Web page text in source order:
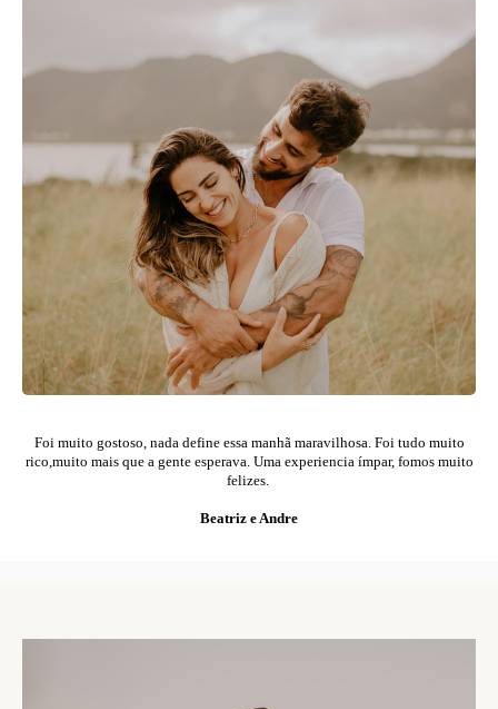
Foi muito gostoso, nada define essa manhã maravilhosa. Foi tudo muito
rico,muito mais que a gente esperava. Uma experiencia ímpar, fomos muito
felizes.
Beatriz e Andre